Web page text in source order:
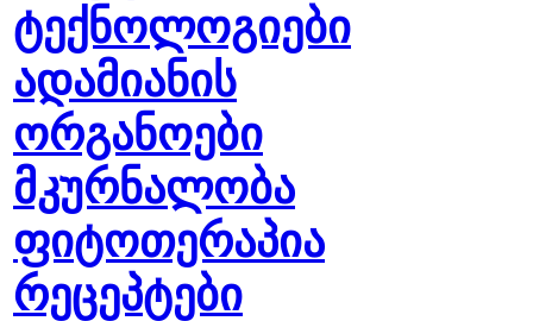
ტექნოლოგიები
ადამიანის
ორგანოები
მკურნალობა
ფიტოთერაპია
რეცეპტები